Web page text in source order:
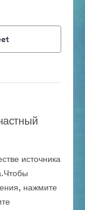
источника
нажмите